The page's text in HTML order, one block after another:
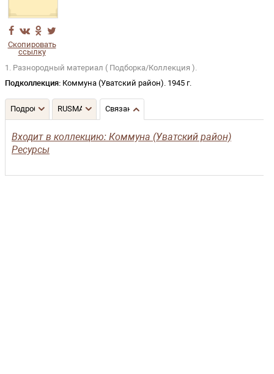
Скопировать
ссылку
1. Разнородный материал ( Подборка/Коллекция ).
Подколлекция: Коммуна (Уватский район). 1945 г.
Подробнее RUSMARC Связанные записи
Входит в коллекцию: Коммуна (Уватский район)
Ресурсы